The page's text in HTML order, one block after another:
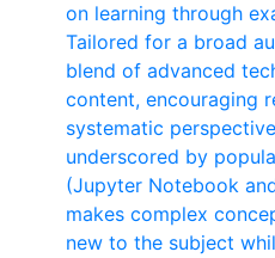
on learning through
Tailored for a broad
blend of advanced
content, encouraging
systematic
underscored by
(Jupyter Notebook
makes complex
new to the subject